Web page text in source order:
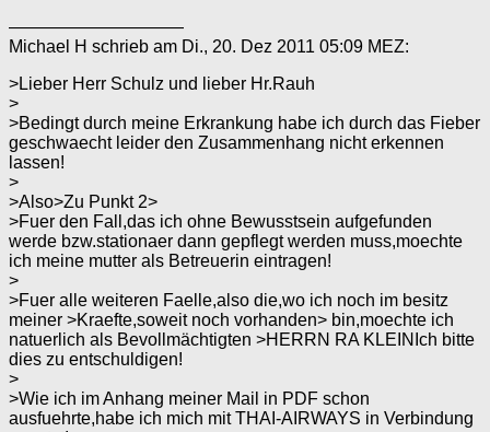
——————————
Michael H schrieb am Di., 20. Dez 2011 05:09 MEZ:
>Lieber Herr Schulz und lieber Hr.Rauh
>
>Bedingt durch meine Erkrankung habe ich durch das Fieber
geschwaecht leider den Zusammenhang nicht erkennen
lassen!
>
>Also>Zu Punkt 2>
>Fuer den Fall,das ich ohne Bewusstsein aufgefunden
werde bzw.stationaer dann gepflegt werden muss,moechte
ich meine mutter als Betreuerin eintragen!
>
>Fuer alle weiteren Faelle,also die,wo ich noch im besitz
meiner >Kraefte,soweit noch vorhanden> bin,moechte ich
natuerlich als Bevollmächtigten >HERRN RA KLEINIch bitte
dies zu entschuldigen!
>
>Wie ich im Anhang meiner Mail in PDF schon
ausfuehrte,habe ich mich mit THAI-AIRWAYS in Verbindung